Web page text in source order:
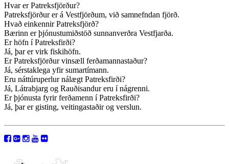
Hvar er Patreksfjörður?
Patreksfjörður er á Vestfjörðum, við samnefndan fjörð.
Hvað einkennir Patreksfjörð?
Bærinn er þjónustumiðstöð sunnanverðra Vestfjarða.
Er höfn í Patreksfirði?
Já, þar er virk fiskihöfn.
Er Patreksfjörður vinsæll ferðamannastaður?
Já, sérstaklega yfir sumartímann.
Eru náttúruperlur nálægt Patreksfirði?
Já, Látrabjarg og Rauðisandur eru í nágrenni.
Er þjónusta fyrir ferðamenn í Patreksfirði?
Já, þar er gisting, veitingastaðir og verslun.